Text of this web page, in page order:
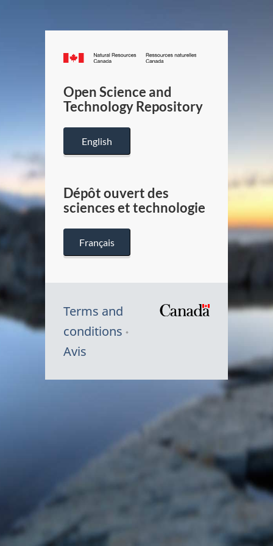
Canada.ca
/
Canada
Open Science and
Technology Repository
English
Dépôt ouvert des
sciences et technologie
Français
Terms and
conditions
Avis
du